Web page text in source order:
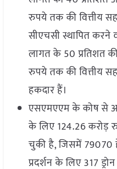
रुपये तक की वित्तीय
सीएचसी स्थापित करने
लागत के 50 प्रतिशत
रुपये तक की वित्तीय
हकदार हैं।
एसएमएएम के कोष से
के लिए 124.26 करोड़
चुकी है, जिसमें 79070
प्रदर्शन के लिए 317